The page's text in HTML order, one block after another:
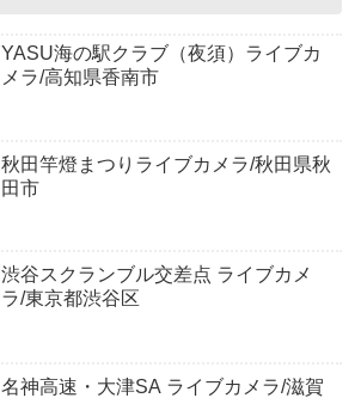
YASU海の駅クラブ（夜須）ライブカ
メラ/高知県香南市
秋田竿燈まつりライブカメラ/秋田県秋
田市
渋谷スクランブル交差点 ライブカメ
ラ/東京都渋谷区
名神高速・大津SA ライブカメラ/滋賀